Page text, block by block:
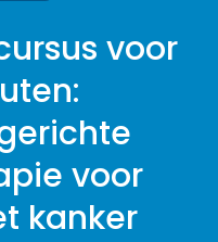
voor
voor
kanker